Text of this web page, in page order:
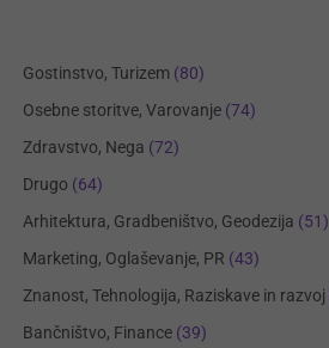
Gostinstvo, Turizem (80)
Osebne storitve, Varovanje (74)
Zdravstvo, Nega (72)
Drugo (64)
Arhitektura, Gradbeništvo, Geodezija (51)
Marketing, Oglaševanje, PR (43)
Znanost, Tehnologija, Raziskave in razvoj
Bančništvo, Finance (39)